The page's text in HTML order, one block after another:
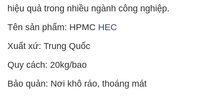
hiệu quả trong nhiều ngành công nghiệp.
Tên sản phẩm: HPMC HEC
Xuất xứ: Trung Quốc
Quy cách: 20kg/bao
Bảo quản: Nơi khô ráo, thoáng mát